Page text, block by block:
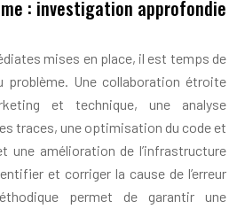
: investigation approfondie
mises en place, il est temps de
problème. Une collaboration étroite
et technique, une analyse
traces, une optimisation du code et
une amélioration de l’infrastructure
et corriger la cause de l’erreur
permet de garantir une